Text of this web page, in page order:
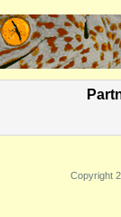
Copyright